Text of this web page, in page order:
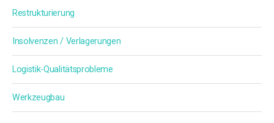
Restrukturierung
Insolvenzen / Verlagerungen
Logistik-Qualitätsprobleme
Werkzeugbau